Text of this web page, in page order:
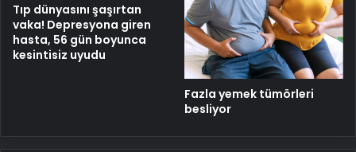
Tıp dünyasını şaşırtan
vaka! Depresyona giren
hasta, 56 gün boyunca
kesintisiz uyudu
Fazla yemek tümörleri
besliyor